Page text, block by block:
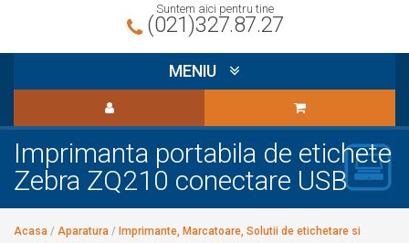
Suntem aici pentru tine
(021)327.87.27
MENIU
Imprimanta portabila de etichete
Zebra ZQ210 conectare USB
Acasa / Aparatura / Imprimante, Marcatoare, Solutii de etichetare si